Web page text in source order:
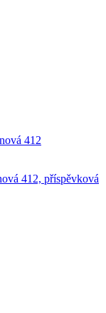
412
412, příspěvková